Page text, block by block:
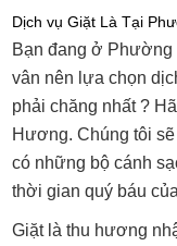
Dịch vụ Giặt Là Tại
Bạn đang ở Phường
vân nên lựa chọn
phải chăng nhất ?
Hương. Chúng tôi
có những bộ cánh
thời gian quý báu
Giặt là thu hương